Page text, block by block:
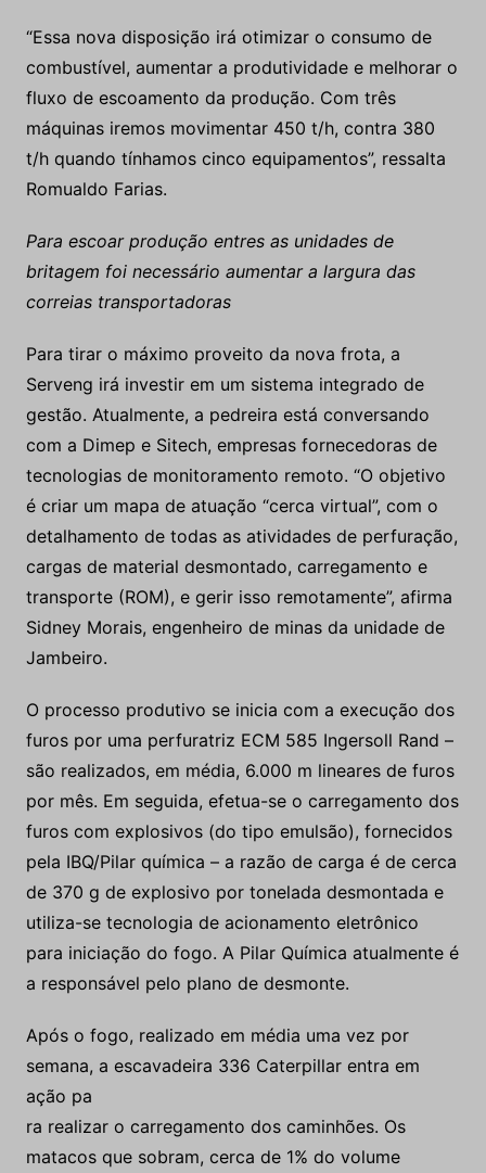
“Essa nova disposição irá otimizar o consumo de
combustível, aumentar a produtividade e melhorar o
fluxo de escoamento da produção. Com três
máquinas iremos movimentar 450 t/h, contra 380
t/h quando tínhamos cinco equipamentos”, ressalta
Romualdo Farias.
Para escoar produção entres as unidades de
britagem foi necessário aumentar a largura das
correias transportadoras
Para tirar o máximo proveito da nova frota, a
Serveng irá investir em um sistema integrado de
gestão. Atualmente, a pedreira está conversando
com a Dimep e Sitech, empresas fornecedoras de
tecnologias de monitoramento remoto. “O objetivo
é criar um mapa de atuação “cerca virtual”, com o
detalhamento de todas as atividades de perfuração,
cargas de material desmontado, carregamento e
transporte (ROM), e gerir isso remotamente”, afirma
Sidney Morais, engenheiro de minas da unidade de
Jambeiro.
O processo produtivo se inicia com a execução dos
furos por uma perfuratriz ECM 585 Ingersoll Rand –
são realizados, em média, 6.000 m lineares de furos
por mês. Em seguida, efetua-se o carregamento dos
furos com explosivos (do tipo emulsão), fornecidos
pela IBQ/Pilar química – a razão de carga é de cerca
de 370 g de explosivo por tonelada desmontada e
utiliza-se tecnologia de acionamento eletrônico
para iniciação do fogo. A Pilar Química atualmente é
a responsável pelo plano de desmonte.
Após o fogo, realizado em média uma vez por
semana, a escavadeira 336 Caterpillar entra em
ação pa
ra realizar o carregamento dos caminhões. Os
matacos que sobram, cerca de 1% do volume